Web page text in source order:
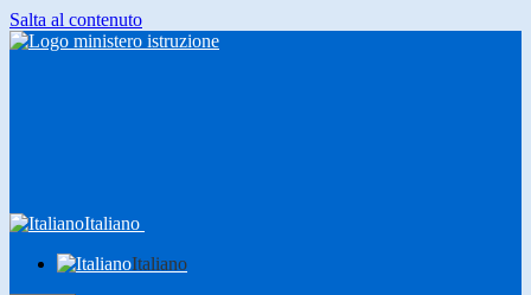
Salta al contenuto
Italiano
Italiano